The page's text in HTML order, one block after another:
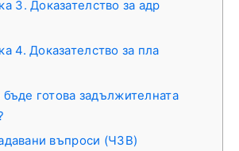
3. Доказателство за адр
4. Доказателство за пла
готова задължителната
въпроси (ЧЗВ)